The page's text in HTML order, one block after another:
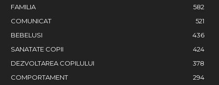
FAMILIA
582
COMUNICAT
521
BEBELUSI
436
SANATATE COPII
424
DEZVOLTAREA COPILULUI
378
COMPORTAMENT
294